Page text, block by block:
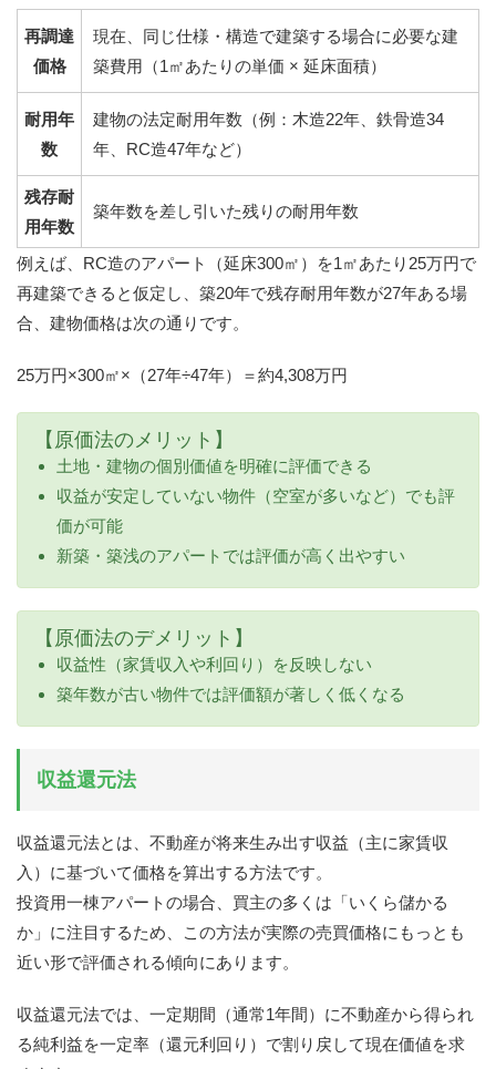
再調達
価格
現在、同じ仕様・構造で建築する場合に必要な建
築費用（1㎡あたりの単価 × 延床面積）
耐用年
数
建物の法定耐用年数（例：木造22年、鉄骨造34
年、RC造47年など）
残存耐
用年数
築年数を差し引いた残りの耐用年数
例えば、RC造のアパート（延床300㎡）を1㎡あたり25万円で
再建築できると仮定し、築20年で残存耐用年数が27年ある場
合、建物価格は次の通りです。
25万円×300㎡×（27年÷47年）＝約4,308万円
【原価法のメリット】
土地・建物の個別価値を明確に評価できる
収益が安定していない物件（空室が多いなど）でも評
価が可能
新築・築浅のアパートでは評価が高く出やすい
【原価法のデメリット】
収益性（家賃収入や利回り）を反映しない
築年数が古い物件では評価額が著しく低くなる
収益還元法
収益還元法とは、不動産が将来生み出す収益（主に家賃収
入）に基づいて価格を算出する方法です。
投資用一棟アパートの場合、買主の多くは「いくら儲かる
か」に注目するため、この方法が実際の売買価格にもっとも
近い形で評価される傾向にあります。
収益還元法では、一定期間（通常1年間）に不動産から得られ
る純利益を一定率（還元利回り）で割り戻して現在価値を求